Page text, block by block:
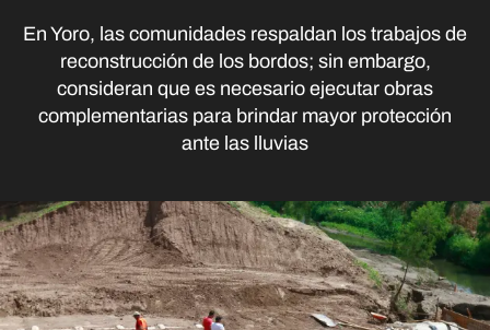
En Yoro, las comunidades respaldan los trabajos de
reconstrucción de los bordos; sin embargo,
consideran que es necesario ejecutar obras
complementarias para brindar mayor protección
ante las lluvias